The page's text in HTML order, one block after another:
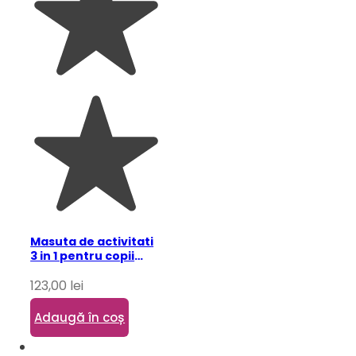
Masuta de activitati
3 in 1 pentru copii
123,00 lei
Adaugă în coș